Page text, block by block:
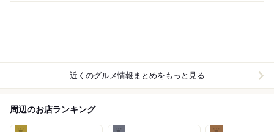
近くのグルメ情報まとめをもっと見る
周辺のお店ランキング